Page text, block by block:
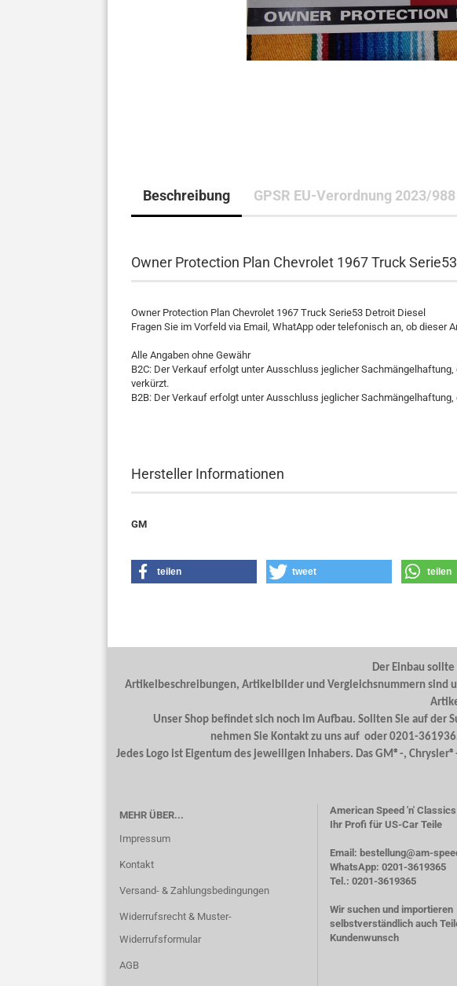
Beschreibung GPSR EU-Verordnung 2023/988
Owner Protection Plan Chevrolet 1967 Truck
Owner Protection Plan Chevrolet 1967 Truck Serie53 Detroit Diesel
Fragen Sie im Vorfeld via Email, WhatApp oder telefonisch an, ob dieser
Alle Angaben ohne Gewähr
B2C: Der Verkauf erfolgt unter Ausschluss jeglicher
verkürzt.
B2B: Der Verkauf erfolgt unter Ausschluss jeglicher
Hersteller Informationen
GM
teilen tweet teilen
Der Einbau
Artikelbeschreibungen, Artikelbilder und Vergleichsnummern
Unser Shop befindet sich noch im Aufbau. Sollten Sie auf
nehmen Sie Kontakt zu uns auf oder 0201-
Jedes Logo ist Eigentum des jeweiligen Inhabers. Das GM®-,
MEHR ÜBER...
Impressum
Kontakt
Versand- & Zahlungsbedingungen
Widerrufsrecht & Muster-
Widerrufsformular
AGB
American Speed 'n' Classics
Ihr Profi für US-Car Teile
Email: bestellung@am-
WhatsApp: 0201-3619365
Tel.: 0201-3619365
Wir suchen und importieren
selbstverständlich auch
Kundenwunsch